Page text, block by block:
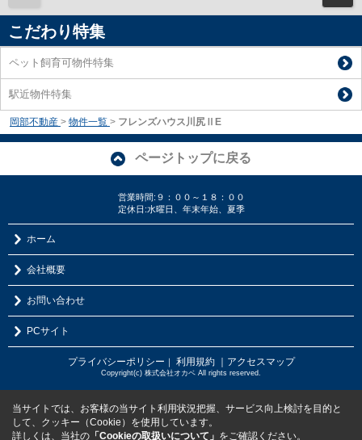
こだわり特集
ペット飼育可物件特集
駅近物件特集
岡部不動産 > 物件一覧 > フレンズハウス川尻ⅡE
ページトップに戻る
営業時間:９：００～１８：００
定休日:水曜日、年末年始、夏季
ホーム
会社概要
お問い合わせ
PCサイト
プライバシーポリシー ｜ 利用規約 ｜アクセスマップ
Copyright(c) 株式会社オカベ All rights reserved.
当サイトでは、お客様の当サイト利用状況把握、サービス向上検討を目的と
して、クッキー（Cookie）を使用しています。
詳しくは、当社の 「Cookieの取扱いについて」 をご確認ください。